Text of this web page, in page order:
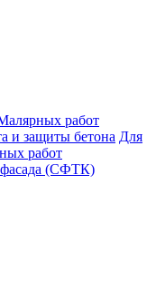
работ
и защиты бетона Для
работ
(СФТК)